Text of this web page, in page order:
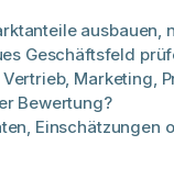
ausbauen,
Geschäftsfeld
Marketing,
Bewertung?
Einschätzungen